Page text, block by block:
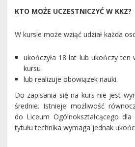
KTO MOŻE UCZESTNICZYĆ W KKZ?
W kursie może wziąć udział każda
ukończyła 18 lat lub ukończy ten
kursu
lub realizuje obowiązek nauki.
Do zapisania się na kurs nie jest
średnie. Istnieje możliwość
do Liceum Ogólnokształcącego dla
tytułu technika wymaga jednak